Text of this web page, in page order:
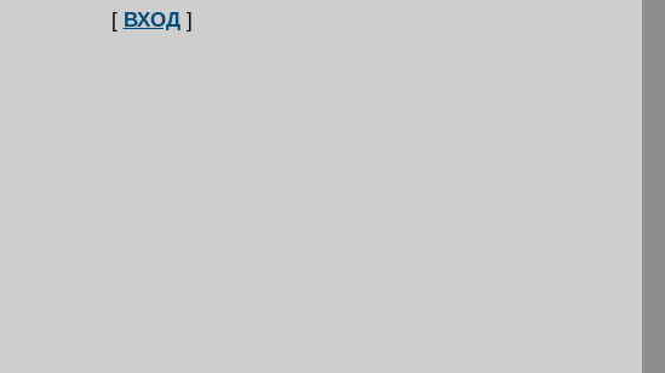
[ ВХОД]